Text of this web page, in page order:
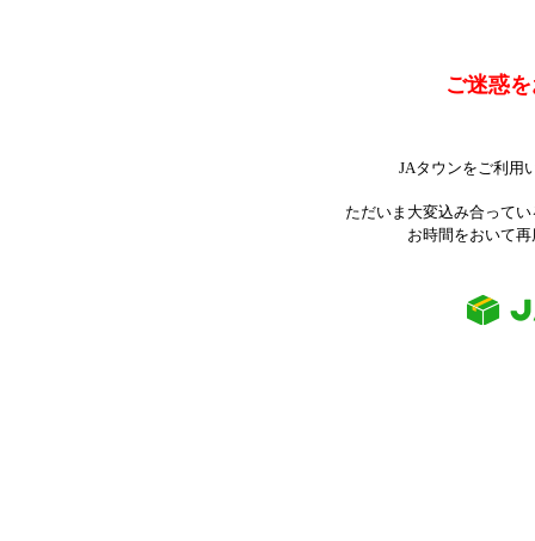
ご迷惑
JAタウンをご利用
ただいま大変込み合って
お時間をおいて